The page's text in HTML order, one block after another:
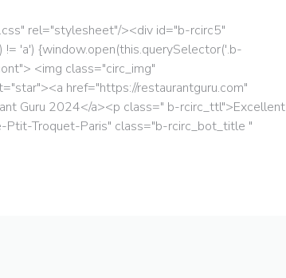
rel="stylesheet"/><div id="b-rcirc5"
'a') {window.open(this.querySelector('.b-
<img class="circ_img"
href="https://restaurantguru.com"
Guru 2024</a><p class=" b-rcirc_ttl">Excellent
Ptit-Troquet-Paris" class="b-rcirc_bot_title "